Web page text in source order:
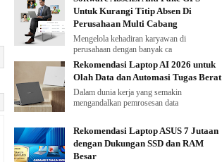
Untuk Kurangi Titip Absen Di
Perusahaan Multi Cabang
Mengelola kehadiran karyawan di
perusahaan dengan banyak ca
Rekomendasi Laptop AI 2026 untuk
Olah Data dan Automasi Tugas Berat
Dalam dunia kerja yang semakin
mengandalkan pemrosesan data
Rekomendasi Laptop ASUS 7 Jutaan
dengan Dukungan SSD dan RAM
Besar